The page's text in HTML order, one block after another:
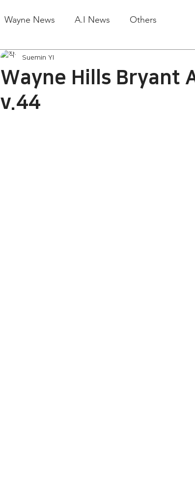
Wayne News A.I News Others
Wayne Hills Bryant
v.44
Suemin YI